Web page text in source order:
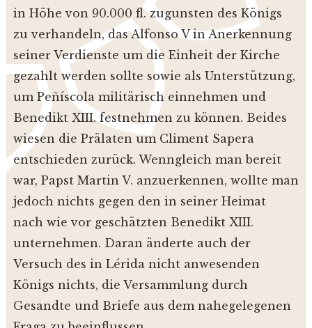
in Höhe von 90.000 fl. zugunsten des Königs
zu verhandeln, das Alfonso V in Anerkennung
seiner Verdienste um die Einheit der Kirche
gezahlt werden sollte sowie als Unterstützung,
um Peñíscola militärisch einnehmen und
Benedikt XIII. festnehmen zu können. Beides
wiesen die Prälaten um Climent Sapera
entschieden zurück. Wenngleich man bereit
war, Papst Martin V. anzuerkennen, wollte man
jedoch nichts gegen den in seiner Heimat
nach wie vor geschätzten Benedikt XIII.
unternehmen. Daran änderte auch der
Versuch des in Lérida nicht anwesenden
Königs nichts, die Versammlung durch
Gesandte und Briefe aus dem nahegelegenen